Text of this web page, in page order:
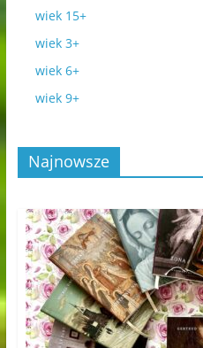
wiek 15+
wiek 3+
wiek 6+
wiek 9+
Najnowsze